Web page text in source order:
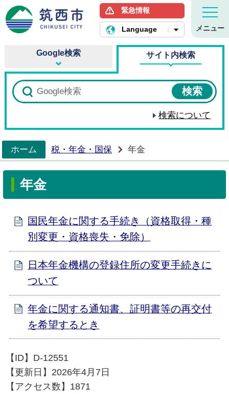
筑西市ホームページ
緊急情報
Language メニュー
Google検索 サイト内検索
検索について
ホーム
税・年金・国保 年金
年金
国民年金に関する手続き（資格取得・種
別変更・資格喪失・免除）
日本年金機構の登録住所の変更手続きに
ついて
年金に関する通知書、証明書等の再交付
を希望するとき
【ID】 D-12551
【更新日】 2026年4月7日
【アクセス数】 1871